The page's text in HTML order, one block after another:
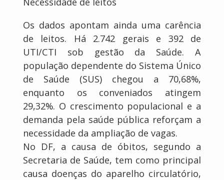
Os dados apontam ainda uma carência
de leitos. Há 2.742 gerais e 392 de
UTI/CTI sob gestão da Saúde. A
população dependente do Sistema Único
de Saúde (SUS) chegou a 70,68%,
enquanto os conveniados atingem
29,32%. O crescimento populacional e a
demanda pela saúde pública reforçam a
necessidade da ampliação de vagas.
No DF, a causa de óbitos, segundo a
Secretaria de Saúde, tem como principal
causa doenças do aparelho circulatório,